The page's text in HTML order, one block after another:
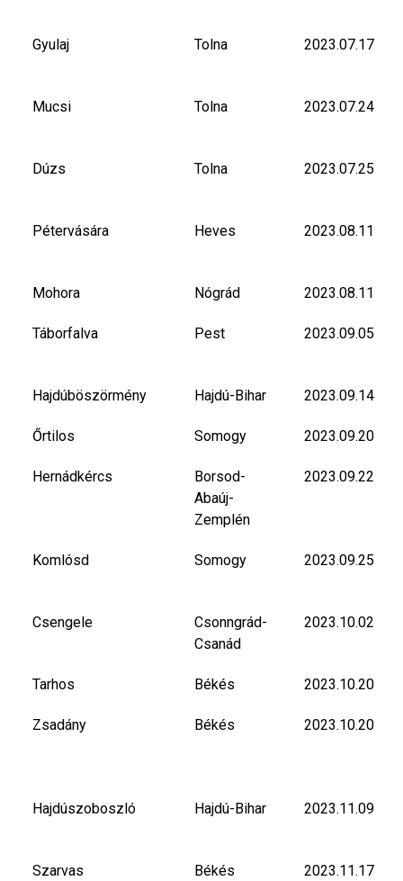
Gyulaj Tolna 2023.07.17
Mucsi Tolna 2023.07.24
Dúzs Tolna 2023.07.25
Pétervására Heves 2023.08.11
Mohora Nógrád 2023.08.11
Táborfalva Pest 2023.09.05
Hajdúböszörmény Hajdú-Bihar 2023.09.14
Őrtilos Somogy 2023.09.20
Hernádkércs
Borsod-
Abaúj-
Zemplén
2023.09.22
Komlósd Somogy 2023.09.25
Csengele
Csonngrád-
Csanád
2023.10.02
Tarhos Békés 2023.10.20
Zsadány Békés 2023.10.20
Hajdúszoboszló Hajdú-Bihar 2023.11.09
Szarvas Békés 2023.11.17